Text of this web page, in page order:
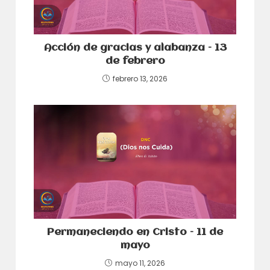
Acción de gracias y alabanza – 13
de febrero
febrero 13, 2026
Permaneciendo en Cristo – 11 de
mayo
mayo 11, 2026